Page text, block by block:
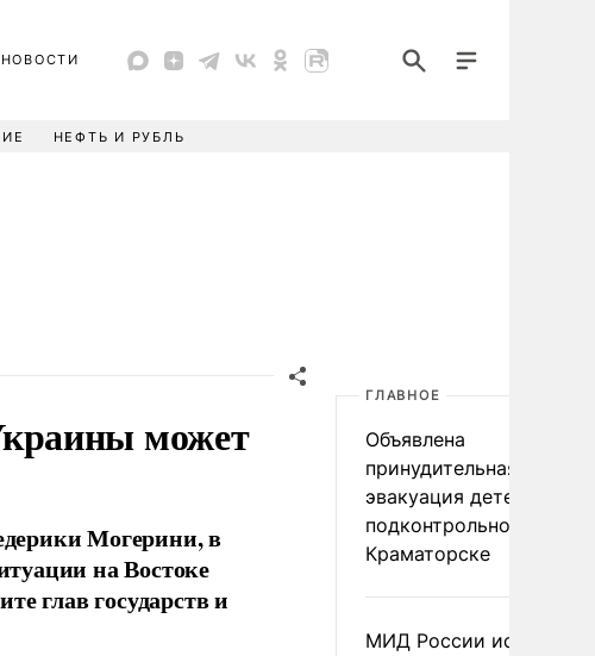
НОВОСТИ
НЕФТЬ И РУБЛЬ
может
Могерини, в
на Востоке
глав государств и
ГЛАВНОЕ
Объявлена
принудительная
эвакуация детей в
подконтрольном Киеву
Краматорске
МИД России исключил